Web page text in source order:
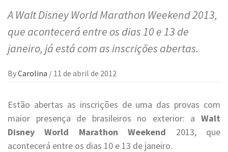
A Walt Disney World Marathon Weekend 2013,
que acontecerá entre os dias 10 e 13 de
janeiro, já está com as inscrições abertas.
ByCarolina / 11 de abril de 2012
Estão abertas as inscrições de uma das provas com
maior presença de brasileiros no exterior: a Walt
Disney World Marathon Weekend 2013, que
acontecerá entre os dias 10 e 13 de janeiro.